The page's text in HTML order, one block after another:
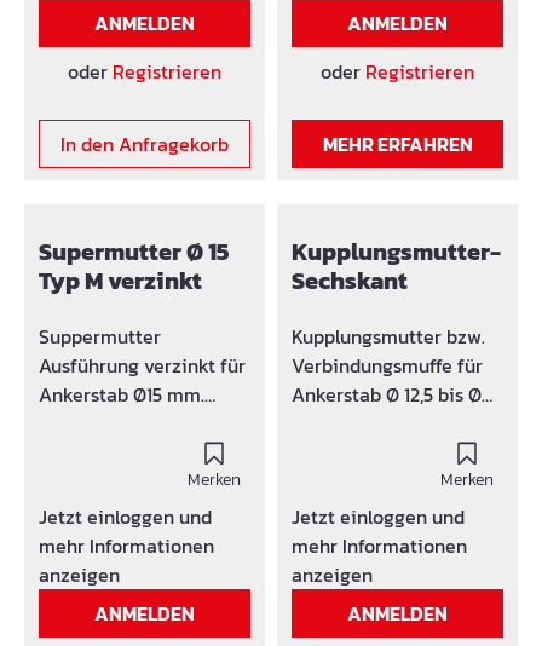
ANMELDEN
oder Registrieren
In den Anfragekorb
ANMELDEN
oder Registrieren
MEHR ERFAHREN
Supermutter Ø 15
Typ M verzinkt
Suppermutter
Ausführung verzinkt für
Ankerstab Ø15 mm.
besseren Montagen bei
erhöhten Winkel.
Merken
Jetzt einloggen und
mehr Informationen
anzeigen
ANMELDEN
Kupplungsmutter-
Sechskant
Kupplungsmutter bzw.
Verbindungsmuffe für
Ankerstab Ø 12,5 bis Ø
mittig einen Bolzen für
optimale Verbindung.
Merken
Jetzt einloggen und
mehr Informationen
anzeigen
ANMELDEN